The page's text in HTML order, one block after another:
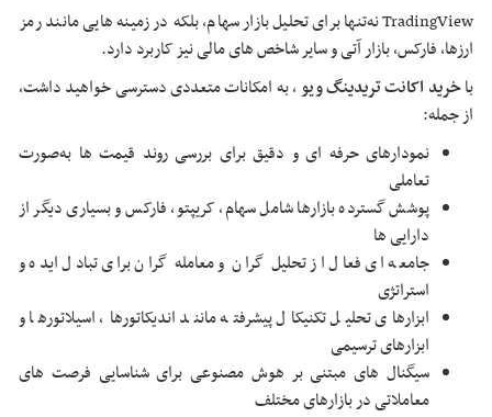
TradingView نه‌تنها برای تحلیل بازار سهام، بلکه در زمینه ‌هایی مانند رمز
ارزها، فارکس، بازار آتی و سایر شاخص ‌های مالی نیز کاربرد دارد.
باخرید اکانت تریدینگ ویو ، به امکانات متعددی دسترسی خواهید داشت،
از جمله:
نمودارهای حرفه ‌ای و دقیق برای بررسی روند قیمت ‌ها به‌صورت
تعاملی
پوشش گسترده بازارها شامل سهام، کریپتو، فارکس و بسیاری دیگر از
دارایی ‌ها
جامعه ‌ای فعال از تحلیل‌ گران و معامله‌ گران برای تبادل ایده و
استراتژی
ابزارهای تحلیل تکنیکال پیشرفته مانند اندیکاتورها، اسیلاتورها و
ابزارهای ترسیمی
سیگنال ‌های مبتنی بر هوش مصنوعی برای شناسایی فرصت ‌های
معاملاتی در بازارهای مختلف